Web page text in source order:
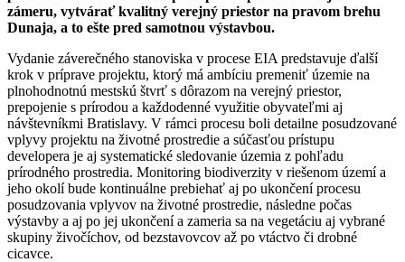
zámeru, vytvárať kvalitný verejný priestor na pravom brehu
Dunaja, a to ešte pred samotnou výstavbou.
Vydanie záverečného stanoviska v procese EIA predstavuje ďalší
krok v príprave projektu, ktorý má ambíciu premeniť územie na
plnohodnotnú mestskú štvrť s dôrazom na verejný priestor,
prepojenie s prírodou a každodenné využitie obyvateľmi aj
návštevníkmi Bratislavy. V rámci procesu boli detailne posudzované
vplyvy projektu na životné prostredie a súčasťou prístupu
developera je aj systematické sledovanie územia z pohľadu
prírodného prostredia. Monitoring biodiverzity v riešenom území a
jeho okolí bude kontinuálne prebiehať aj po ukončení procesu
posudzovania vplyvov na životné prostredie, následne počas
výstavby a aj po jej ukončení a zameria sa na vegetáciu aj vybrané
skupiny živočíchov, od bezstavovcov až po vtáctvo či drobné
cicavce.